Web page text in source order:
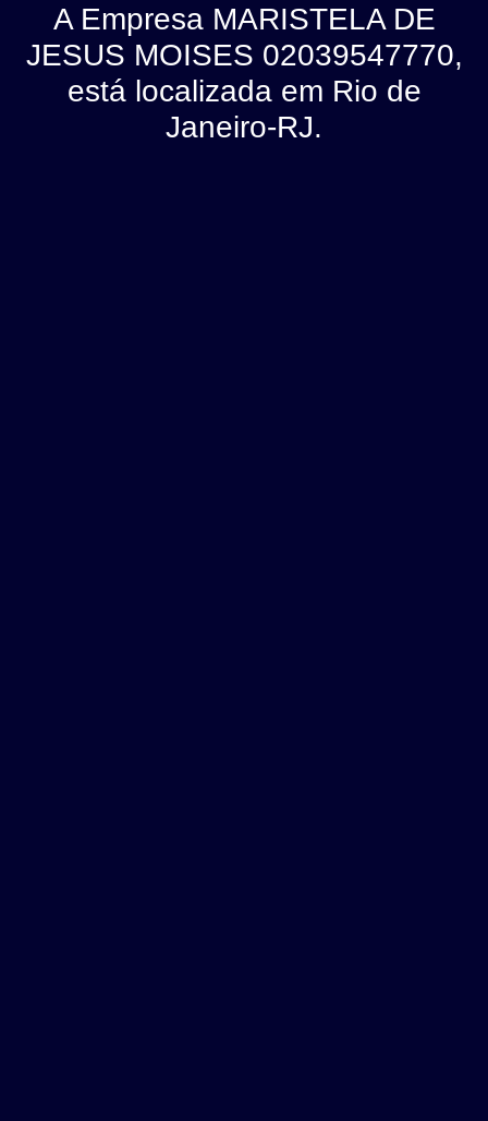
A Empresa MARISTELA DE
JESUS MOISES 02039547770,
está localizada em Rio de
Janeiro-RJ.